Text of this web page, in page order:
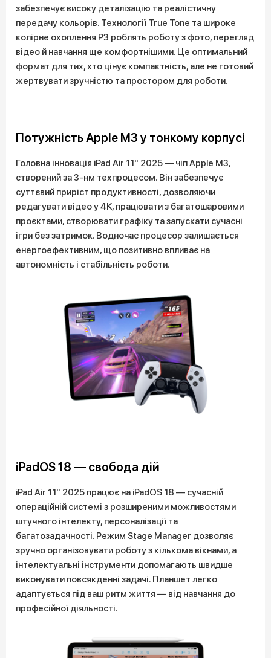
забезпечує високу деталізацію та реалістичну
передачу кольорів. Технології True Tone та широке
колірне охоплення P3 роблять роботу з фото, перегляд
відео й навчання ще комфортнішими. Це оптимальний
формат для тих, хто цінує компактність, але не готовий
жертвувати зручністю та простором для роботи.
Потужність Apple M3 у тонкому корпусі
Головна інновація iPad Air 11" 2025 — чіп Apple M3,
створений за 3-нм техпроцесом. Він забезпечує
суттєвий приріст продуктивності, дозволяючи
редагувати відео у 4K, працювати з багатошаровими
проєктами, створювати графіку та запускати сучасні
ігри без затримок. Водночас процесор залишається
енергоефективним, що позитивно впливає на
автономність і стабільність роботи.
iPadOS 18 — свобода дій
iPad Air 11" 2025 працює на iPadOS 18 — сучасній
операційній системі з розширеними можливостями
штучного інтелекту, персоналізації та
багатозадачності. Режим Stage Manager дозволяє
зручно організовувати роботу з кількома вікнами, а
інтелектуальні інструменти допомагають швидше
виконувати повсякденні задачі. Планшет легко
адаптується під ваш ритм життя — від навчання до
професійної діяльності.